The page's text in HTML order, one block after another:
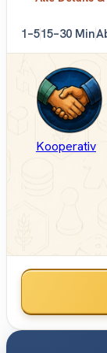
1–515–30 Min
Kooperativ